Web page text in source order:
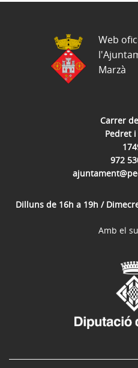
Carrer
Pedret
972
Dilluns de 16h a 19h /
Web
Marzà
Amb el